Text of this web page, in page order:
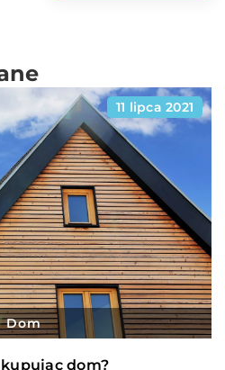
11 lipca 2021
Dom
dom?